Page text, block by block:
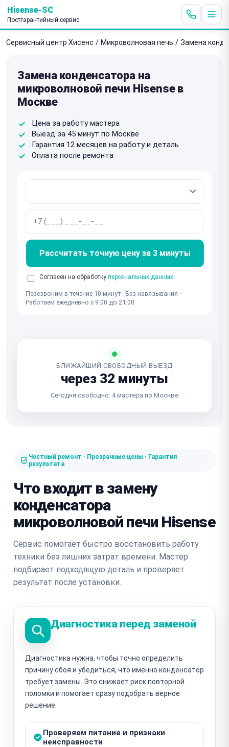
Hisense-SC
Постгарантийный сервис
Сервисный центр Хисенс / Микроволновая печь / Замена
Замена конденсатора на
микроволновой печи Hisense в
Москве
Цена за работу мастера
Выезд за 45 минут по Москве
Гарантия 12 месяцев на работу и деталь
Оплата после ремонта
Рассчитать точную цену за 3 минуты
Согласен на обработку персональных данных
Перезвоним в течение 10 минут · Без навязывания ·
Работаем ежедневно с 9:00 до 21:00
БЛИЖАЙШИЙ СВОБОДНЫЙ ВЫЕЗД
через 32 минуты
Сегодня свободно: 4 мастера по Москве
Честный ремонт · Прозрачные цены · Гарантия
результата
Что входит в замену
конденсатора
микроволновой печи Hisense
Сервис помогает быстро восстановить работу
техники без лишних затрат времени. Мастер
подбирает подходящую деталь и проверяет
результат после установки.
Диагностика перед заменой
Диагностика нужна, чтобы точно определить
причину сбоя и убедиться, что именно конденсатор
требует замены. Это снижает риск повторной
поломки и помогает сразу подобрать верное
решение.
Проверяем питание и признаки
неисправности